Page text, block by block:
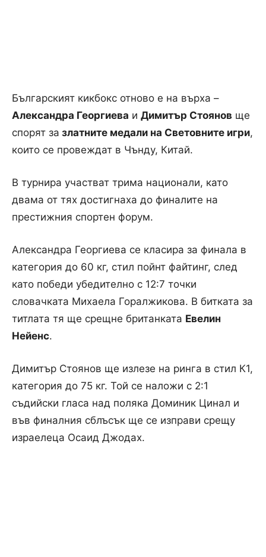
Българският кикбокс отново е на върха –
Александра Георгиева и Димитър Стоянов ще
спорят за златните медали на Световните игри,
които се провеждат в Чънду, Китай.
В турнира участват трима национали, като
двама от тях достигнаха до финалите на
престижния спортен форум.
Александра Георгиева се класира за финала в
категория до 60 кг, стил пойнт файтинг, след
като победи убедително с 12:7 точки
словачката Михаела Горалжикова. В битката за
титлата тя ще срещне британката Евелин
Нейенс.
Димитър Стоянов ще излезе на ринга в стил К1,
категория до 75 кг. Той се наложи с 2:1
съдийски гласа над поляка Доминик Цинал и
във финалния сблъсък ще се изправи срещу
израелеца Осаид Джодах.